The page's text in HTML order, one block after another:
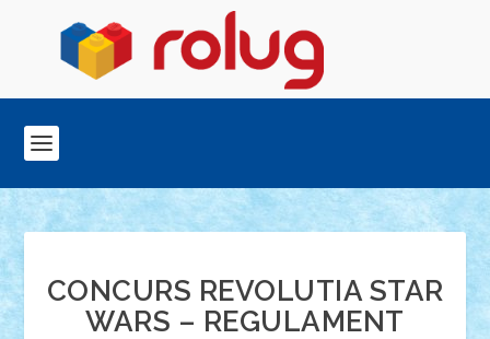
CONCURS REVOLUTIA STAR
WARS – REGULAMENT